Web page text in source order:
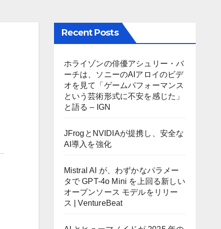
Recent Posts
ホライゾンの俳優アシュリー・バ
ーチは、ソニーのAIアロイのビデ
オを見て「ゲームパフォーマンス
という芸術形式に不安を感じた」
と語る – IGN
JFrogとNVIDIAが提携し、安全な
AI導入を強化
Mistral AI が、わずかなパラメー
タで GPT-4o Mini を上回る新しい
オープンソース モデルをリリー
ス | VentureBeat